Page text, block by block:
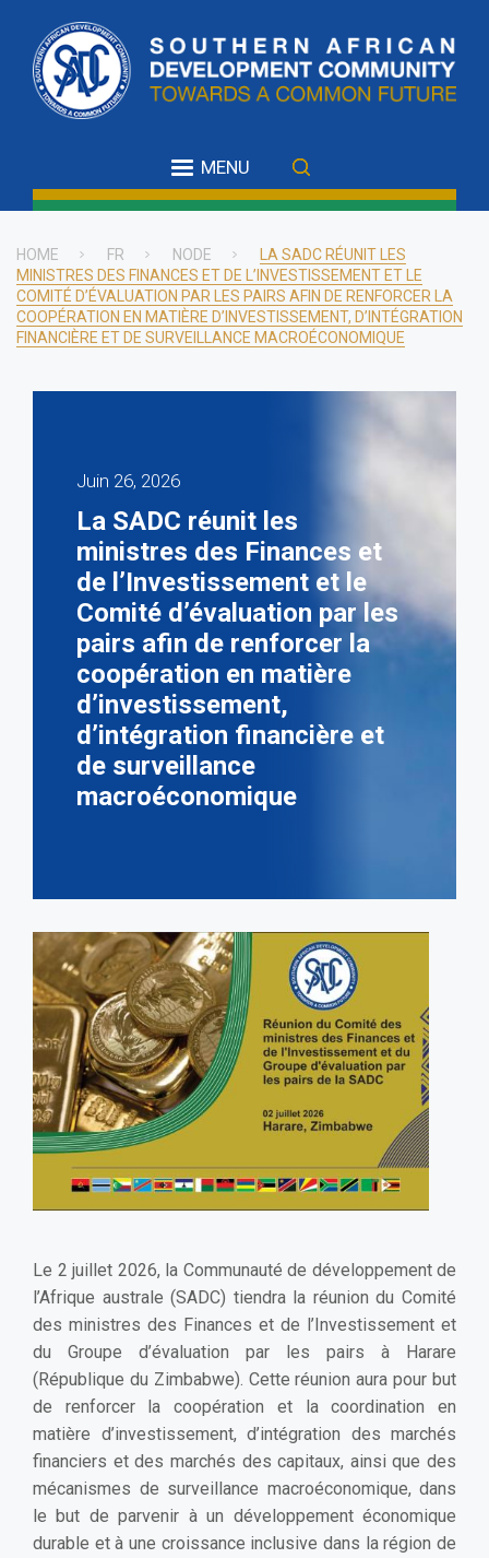
main
content
MENU
Breadcrumb
HOME FR NODE
LA SADC RÉUNIT LES
MINISTRES DES FINANCES ET DE L’INVESTISSEMENT ET LE
COMITÉ D’ÉVALUATION PAR LES PAIRS AFIN DE RENFORCER LA
COOPÉRATION EN MATIÈRE D’INVESTISSEMENT, D’INTÉGRATION
FINANCIÈRE ET DE SURVEILLANCE MACROÉCONOMIQUE
Juin 26, 2026
La SADC réunit les
ministres des Finances et
de l’Investissement et le
Comité d’évaluation par les
pairs afin de renforcer la
coopération en matière
d’investissement,
d’intégration financière et
de surveillance
macroéconomique
Le 2 juillet 2026, la Communauté de développement de
l’Afrique australe (SADC) tiendra la réunion du Comité
des ministres des Finances et de l’Investissement et
du Groupe d’évaluation par les pairs à Harare
(République du Zimbabwe). Cette réunion aura pour but
de renforcer la coopération et la coordination en
matière d’investissement, d’intégration des marchés
financiers et des marchés des capitaux, ainsi que des
mécanismes de surveillance macroéconomique, dans
le but de parvenir à un développement économique
durable et à une croissance inclusive dans la région de